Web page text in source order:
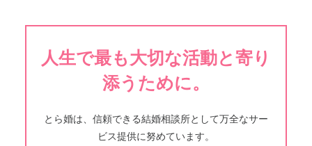
人生で最も大切な活動と寄り
添うために。
とら婚は、信頼できる結婚相談所として万全なサー
ビス提供に努めています。